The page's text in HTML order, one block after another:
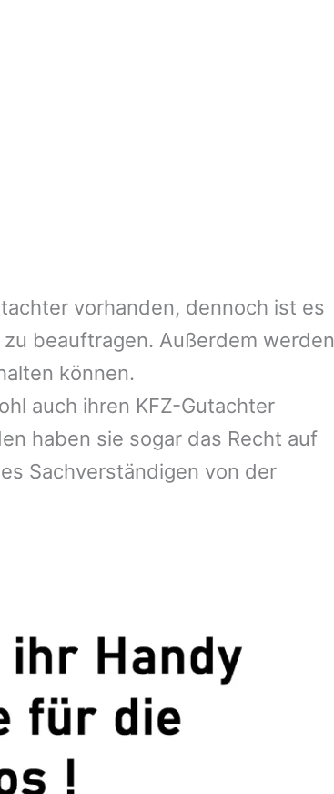
vorhanden, dennoch ist es
beauftragen. Außerdem werden
können.
auch ihren KFZ-Gutachter
haben sie sogar das Recht auf
Sachverständigen von der